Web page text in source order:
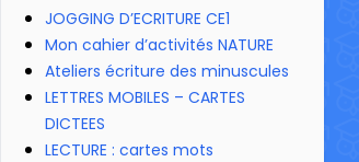
JOGGING D’ECRITURE CE1
Mon cahier d’activités NATURE
Ateliers écriture des minuscules
LETTRES MOBILES – CARTES
DICTEES
LECTURE : cartes mots